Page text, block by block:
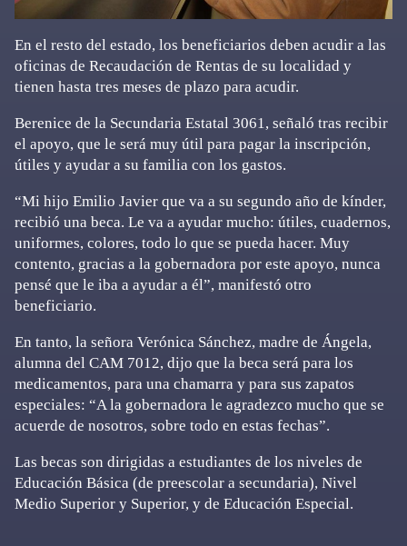
En el resto del estado, los beneficiarios deben acudir a las
oficinas de Recaudación de Rentas de su localidad y
tienen hasta tres meses de plazo para acudir.
Berenice de la Secundaria Estatal 3061, señaló tras recibir
el apoyo, que le será muy útil para pagar la inscripción,
útiles y ayudar a su familia con los gastos.
“Mi hijo Emilio Javier que va a su segundo año de kínder,
recibió una beca. Le va a ayudar mucho: útiles, cuadernos,
uniformes, colores, todo lo que se pueda hacer. Muy
contento, gracias a la gobernadora por este apoyo, nunca
pensé que le iba a ayudar a él”, manifestó otro
beneficiario.
En tanto, la señora Verónica Sánchez, madre de Ángela,
alumna del CAM 7012, dijo que la beca será para los
medicamentos, para una chamarra y para sus zapatos
especiales: “A la gobernadora le agradezco mucho que se
acuerde de nosotros, sobre todo en estas fechas”.
Las becas son dirigidas a estudiantes de los niveles de
Educación Básica (de preescolar a secundaria), Nivel
Medio Superior y Superior, y de Educación Especial.